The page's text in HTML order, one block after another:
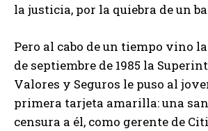
la justicia, por la quiebra de un
Pero al cabo de un tiempo vino
de septiembre de 1985 la
Valores y Seguros le puso al
primera tarjeta amarilla: una
censura a él, como gerente de